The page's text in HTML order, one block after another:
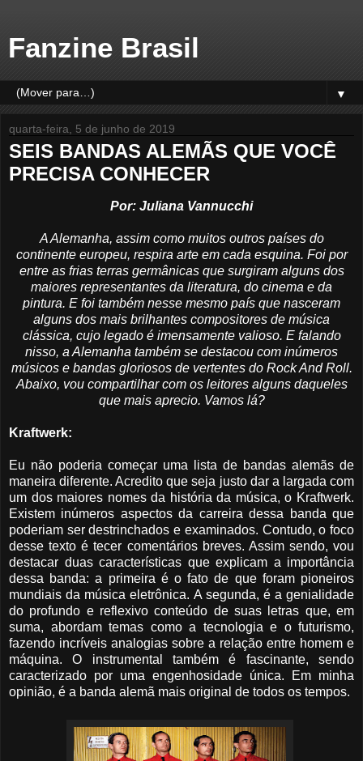
Fanzine Brasil
▼
quarta-feira, 5 de junho de 2019
SEIS BANDAS ALEMÃS QUE VOCÊ
PRECISA CONHECER
Por: Juliana Vannucchi
A Alemanha, assim como muitos outros países do
continente europeu, respira arte em cada esquina. Foi por
entre as frias terras germânicas que surgiram alguns dos
maiores representantes da literatura, do cinema e da
pintura. E foi também nesse mesmo país que nasceram
alguns dos mais brilhantes compositores de música
clássica, cujo legado é imensamente valioso. E falando
nisso, a Alemanha também se destacou com inúmeros
músicos e bandas gloriosos de vertentes do Rock And Roll.
Abaixo, vou compartilhar com os leitores alguns daqueles
que mais aprecio. Vamos lá?
Kraftwerk:
Eu não poderia começar uma lista de bandas alemãs de
maneira diferente. Acredito que seja justo dar a largada com
um dos maiores nomes da história da música, o Kraftwerk.
Existem inúmeros aspectos da carreira dessa banda que
poderiam ser destrinchados e examinados. Contudo, o foco
desse texto é tecer comentários breves. Assim sendo, vou
destacar duas características que explicam a importância
dessa banda: a primeira é o fato de que foram pioneiros
mundiais da música eletrônica. A segunda, é a genialidade
do profundo e reflexivo conteúdo de suas letras que, em
suma, abordam temas como a tecnologia e o futurismo,
fazendo incríveis analogias sobre a relação entre homem e
máquina. O instrumental também é fascinante, sendo
caracterizado por uma engenhosidade única. Em minha
opinião, é a banda alemã mais original de todos os tempos.